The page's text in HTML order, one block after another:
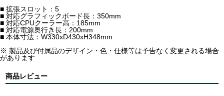
■ 拡張スロット：5
■ 対応グラフィックボード長：350mm
■ 対応CPUクーラー高：185mm
■ 対応電源奥行き長：200mm
■ 本体寸法：W330xD430xH348mm
※ 製品及び付属品のデザイン・色・仕様等は予告なく変更される場合
があります
商品レビュー